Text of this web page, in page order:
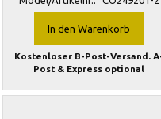
In den Warenkorb
Kostenloser B-Post-Versand.
Post & Express optional